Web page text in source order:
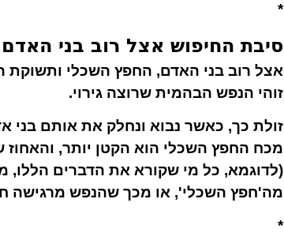
*
סיבת החיפוש אצל רוב בני האדם
אצל רוב בני האדם, החפץ השכלי
זוהי הנפש הבהמית שרוצה גירוי.
זולת כך, כאשר נבוא ונחלק את אותם
מכח החפץ השכלי הוא הקטן יותר,
(לדוגמא, כל מי שקורא את הדברים
מה'חפץ השכלי', או מכך שהנפש מרגישה
*